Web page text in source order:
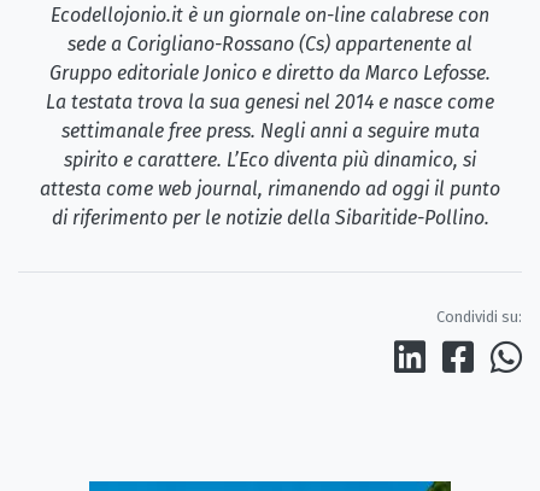
Ecodellojonio.it è un giornale on-line calabrese con
sede a Corigliano-Rossano (Cs) appartenente al
Gruppo editoriale Jonico e diretto da Marco Lefosse.
La testata trova la sua genesi nel 2014 e nasce come
settimanale free press. Negli anni a seguire muta
spirito e carattere. L’Eco diventa più dinamico, si
attesta come web journal, rimanendo ad oggi il punto
di riferimento per le notizie della Sibaritide-Pollino.
Condividi su: